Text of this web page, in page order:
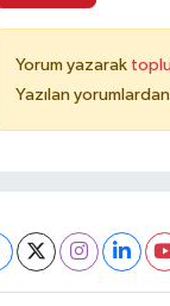
Yorum yazarak
Yazılan